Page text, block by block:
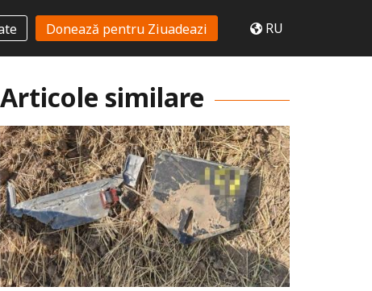
Donează pentru Ziuadeazi RU
Articole similare